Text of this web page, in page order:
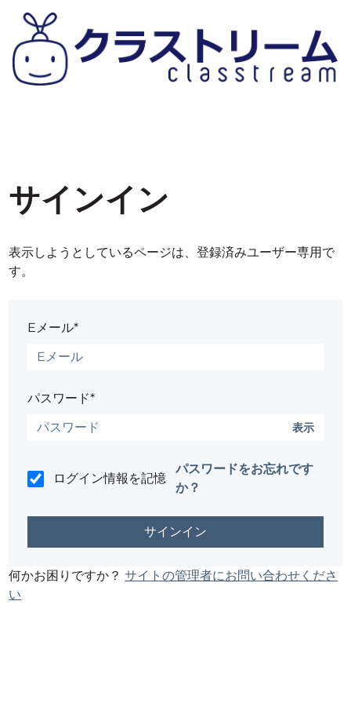
サインイン
表示しようとしているページは、登録済みユーザー専用で
す。
Eメール*
パスワード*
表示
ログイン情報を記憶
パスワードをお忘れです
か？
何かお困りですか？サイトの管理者にお問い合わせくださ
い